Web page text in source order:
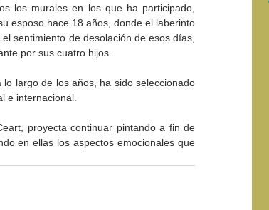
los murales en los que ha participado,
esposo hace 18 años, donde el laberinto
sentimiento de desolación de esos días,
por sus cuatro hijos.
largo de los años, ha sido seleccionado
e internacional.
proyecta continuar pintando a fin de
en ellas los aspectos emocionales que
Mexicali, oferta
gratuito de
Convocan a niños, niñas
y jóvenes a crear la
de California